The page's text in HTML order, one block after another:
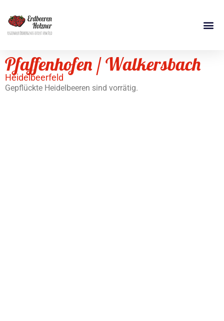
Pfaffenhofen / Walkersbach
Heidelbeerfeld
Gepflückte Heidelbeeren sind vorrätig.